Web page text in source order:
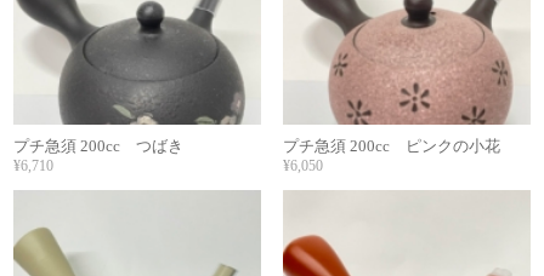
プチ急須 200cc つばき
¥6,710
プチ急須 200cc ピンクの小花
¥6,050